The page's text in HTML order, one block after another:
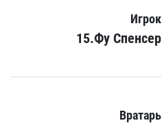
Игрок
15.Фу Спенсер
Вратарь